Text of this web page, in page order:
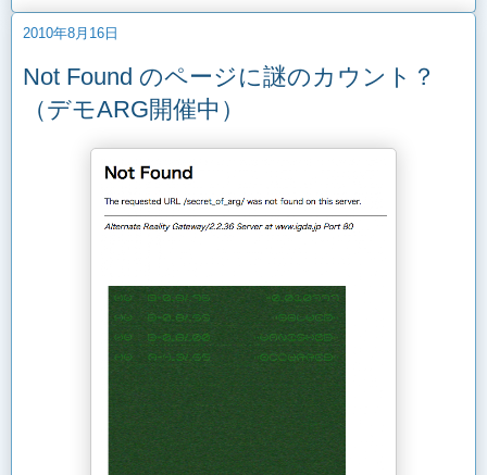
2010年8月16日
Not Found のページに謎のカウント？
（デモARG開催中）